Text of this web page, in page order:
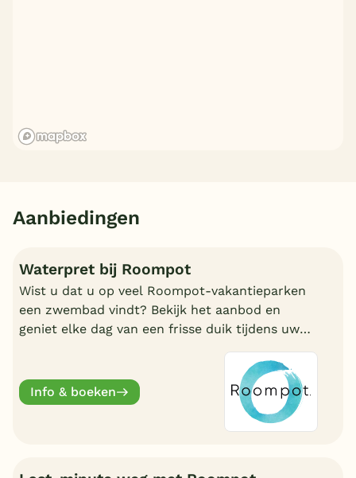
Aanbiedingen
Waterpret bij Roompot
Wist u dat u op veel Roompot-vakantieparken
een zwembad vindt? Bekijk het aanbod en
geniet elke dag van een frisse duik tijdens uw
Info & boeken